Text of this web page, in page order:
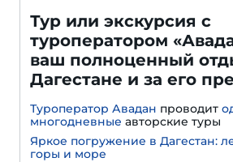
Тур или экскурсия с
туроператором
ваш полноценный
Дагестане и за его
Туроператор Авадан проводит
многодневные авторские туры
Яркое погружение в Дагестан:
горы и море